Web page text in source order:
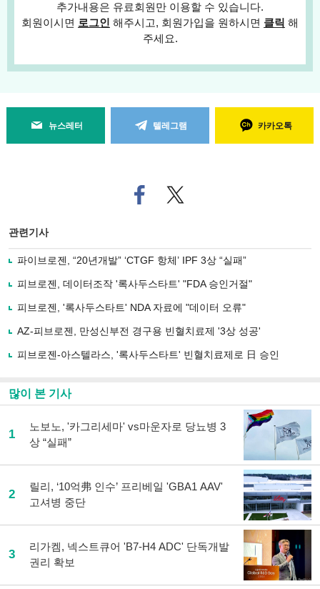
추가내용은 유료회원만 이용할 수 있습니다.
회원이시면 로그인 해주시고, 회원가입을 원하시면 클릭 해
주세요.
뉴스레터 텔레그램 카카오톡
페
이
로
사
유
기
트위
터로
관련기사
파이브로젠, “20년개발” ‘CTGF 항체’ IPF 3상 “실패”
피브로젠, 데이터조작 '록사두스타트' "FDA 승인거절"
피브로젠, '록사두스타트' NDA 자료에 "데이터 오류"
AZ-피브로젠, 만성신부전 경구용 빈혈치료제 '3상 성공'
피브로젠-아스텔라스, '록사두스타트' 빈혈치료제로 日 승인
많이 본 기사
1
노보노, '카그리세마' vs마운자로 당뇨병 3
상 “실패”
2
릴리, ‘10억弗 인수’ 프리베일 'GBA1 AAV'
고셔병 중단
3
리가켐, 넥스트큐어 'B7-H4 ADC' 단독개발
권리 확보